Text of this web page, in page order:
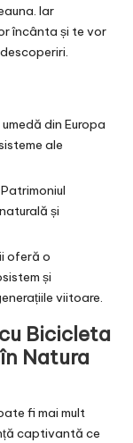
Iar
încânta și te vor
din Europa
ale
și
oferă o
și
viitoare.
Bicicleta
Natura
fi mai mult
captivantă ce